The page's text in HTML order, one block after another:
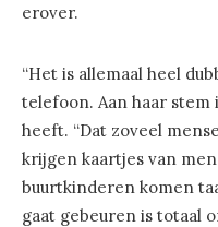
erover.
“Het is allemaal heel
telefoon. Aan haar
heeft. “Dat zoveel
krijgen kaartjes van
buurtkinderen komen
gaat gebeuren is totaal